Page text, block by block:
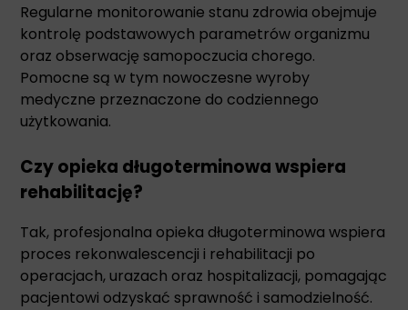
Regularne monitorowanie stanu zdrowia obejmuje
kontrolę podstawowych parametrów organizmu
oraz obserwację samopoczucia chorego.
Pomocne są w tym nowoczesne wyroby
medyczne przeznaczone do codziennego
użytkowania.
Czy opieka długoterminowa wspiera
rehabilitację?
Tak, profesjonalna opieka długoterminowa wspiera
proces rekonwalescencji i rehabilitacji po
operacjach, urazach oraz hospitalizacji, pomagając
pacjentowi odzyskać sprawność i samodzielność.